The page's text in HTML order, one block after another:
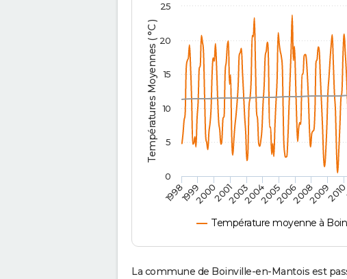
Températures Moyennes ( °C )
Température moyenne à
1998199920002001200320042005200620082009
0
5
10
15
20
25
La commune de Boinville-en-Mantois est